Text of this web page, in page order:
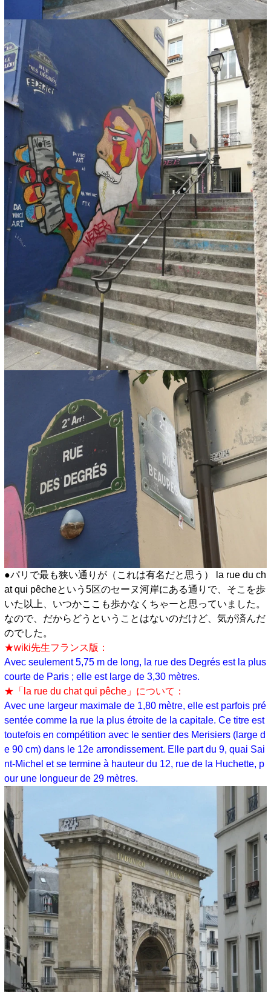
●パリで最も狭い通りが（これは有名だと思う） la rue du ch
at qui pêcheという5区のセーヌ河岸にある通りで、そこを歩
いた以上、いつかここも歩かなくちゃーと思っていました。
なので、だからどうということはないのだけど、気が済んだ
のでした。
★wiki先生フランス版：
Avec seulement 5,75 m de long, la rue des Degrés est la plus
courte de Paris ; elle est large de 3,30 mètres.
★「la rue du chat qui pêche」について：
Avec une largeur maximale de 1,80 mètre, elle est parfois pré
sentée comme la rue la plus étroite de la capitale. Ce titre est
toutefois en compétition avec le sentier des Merisiers (large d
e 90 cm) dans le 12e arrondissement. Elle part du 9, quai Sai
nt-Michel et se termine à hauteur du 12, rue de la Huchette, p
our une longueur de 29 mètres.